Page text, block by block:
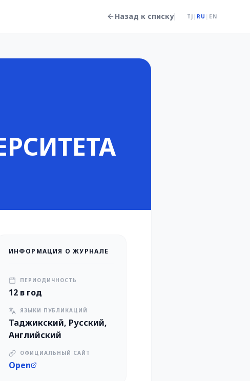
Назад к списку TJ | RU | EN
ИНФОРМАЦИЯ О ЖУРНАЛЕ
ПЕРИОДИЧНОСТЬ
12 в год
ЯЗЫКИ ПУБЛИКАЦИЙ
Таджикский, Русский,
Английский
ОФИЦИАЛЬНЫЙ САЙТ
Open